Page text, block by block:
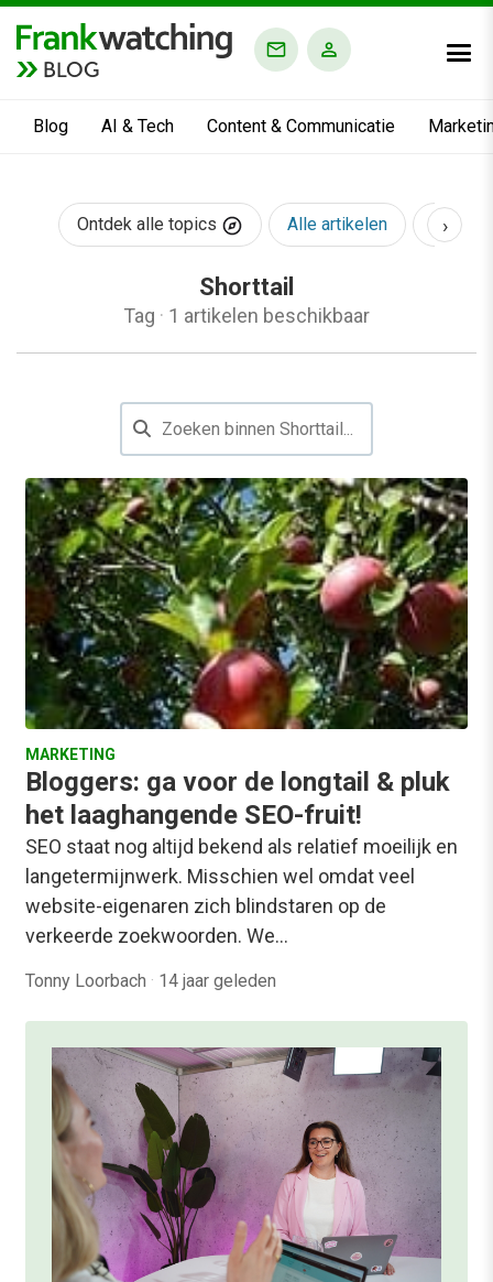
BLOG
Blog AI & Tech Content & Communicatie
Ontdek alle topics Alle artikelen AI &
›
Shorttail
Tag · 1 artikelen beschikbaar
MARKETING
Bloggers: ga voor de longtail & pluk
het laaghangende SEO-fruit!
SEO staat nog altijd bekend als relatief moeilijk en
langetermijnwerk. Misschien wel omdat veel
website-eigenaren zich blindstaren op de
verkeerde zoekwoorden. We…
Tonny Loorbach · 14 jaar geleden